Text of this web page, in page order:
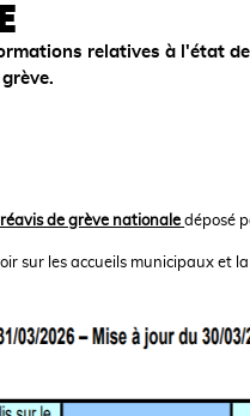
relatives à l'état
de grève nationale déposé
sur les accueils municipaux et